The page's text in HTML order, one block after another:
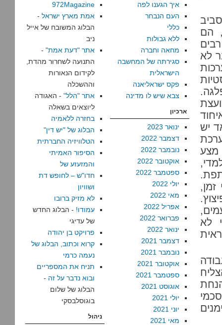
הם
לא
יש
מצע
1947; לגמרי לא
הצליח
איך הגענו לפה
העם הנבחר
כללי
ללא גבולות
מחאה וחברה
סגירתה של המחשבה
הישראלית
פקס ישראליאנה
צבא שיש לו מדינה
ארכיון
ינואר 2023
דצמבר 2022
נובמבר 2022
אוקטובר 2022
ספטמבר 2022
יולי 2022
מאי 2022
אפריל 2022
פברואר 2022
ינואר 2022
דצמבר 2021
נובמבר 2021
אוקטובר 2021
ספטמבר 2021
אוגוסט 2021
יולי 2021
יוני 2021
מאי 2021
972Magazine
אמת מארץ ישראל -
הבלוג המשובח של אייל
ניב
אתר "דעת אמת" -
התנועה לשחרור מהדת,
לקידום הנאורות
וההשכלה
אתר "הלל" - האגודה
ליוצאים בשאלה
בחזרה ללאמיה
הבלוג של "יש דין"
הטלוויזיה החברתית
הסיפור האמיתי
והמזעזע של
חדו"ש – לחופש דת
ושוויון
לא מזיק ברובו
עמודו! - הבלוג החדש
של עדיגי
פרויקט בן יהודה
קרוא וכתוב, הבלוג של
נעמה כרמי
תניח את המספריים
ובוא נדבר על זה -
הבלוג של שלום
בוגוסלבסקי
ניהול